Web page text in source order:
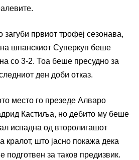
загуби првиот трофеј сезонава,
шпанскиот Суперкуп беше
со 3-2. Тоа беше пресудно за
ден доби отказ.
место го презеде Алваро
Кастиља, но дебито му беше
испадна од второлигашот
кралот, што јасно покажа дека
подготвен за таков предизвик.